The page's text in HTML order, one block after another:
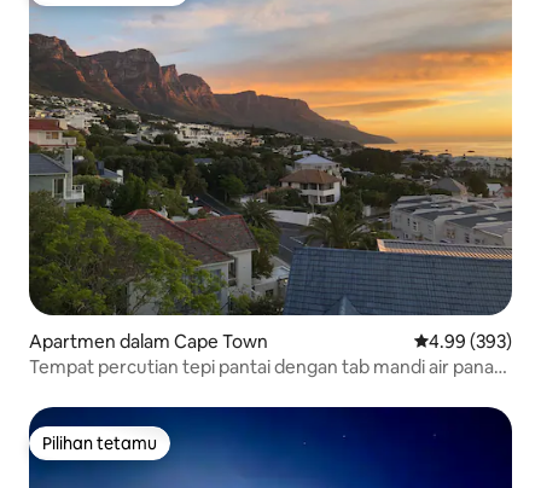
Apartmen dalam Cape Town Penarafan
4.99 (393)
Tempat percutian tepi pantai dengan tab mandi air panas,
Pilihan tetamu
Pilihan tetamu